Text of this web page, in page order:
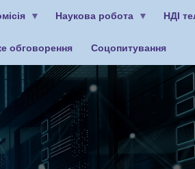
Наукова робота НДІ
обговорення Соцопитування